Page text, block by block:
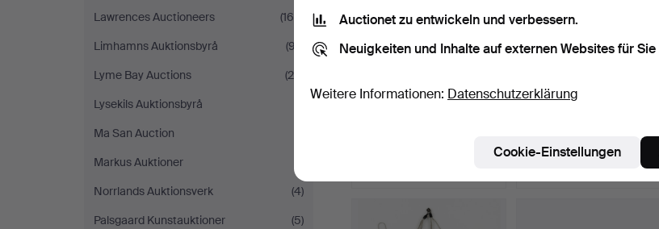
Lawrences Auctioneers
(166)
Limhamns Auktionsbyrå
(97)
Lyme Bay Auctions
(25)
Lysekils Auktionsbyrå
Ma San Auction
Markus Auktioner
Norrlands Auktionsverk
(4)
Palsgaard Kunstauktioner
(5)
Schmuckkonvolut, Silber,
Konvolut Modeschmuck.
6 Gebote
Auctionet zu entwickeln und verbessern.
Neuigkeiten und Inhalte auf externen Websites für
Weitere Informationen: Datenschutzerklärung
Cookie-Einstellungen